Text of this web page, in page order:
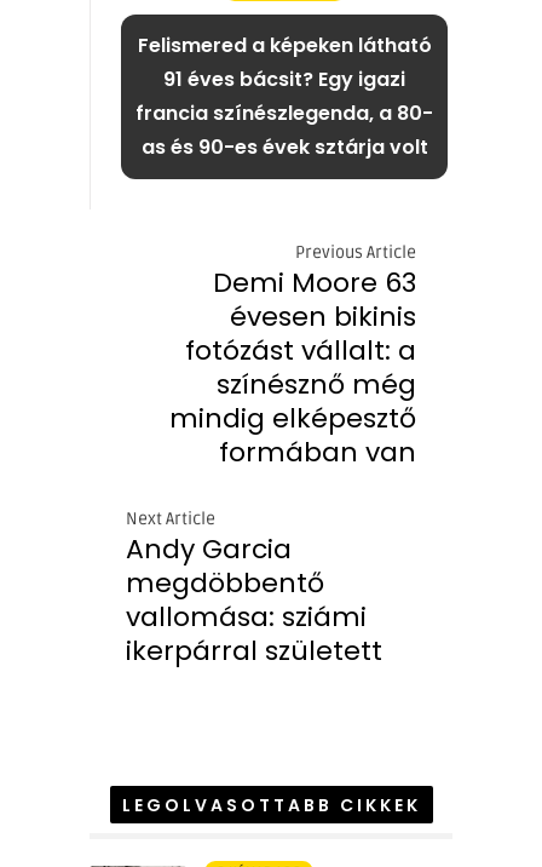
Felismered a képeken látható
91 éves bácsit? Egy igazi
francia színészlegenda, a 80-
as és 90-es évek sztárja volt
Previous Article
Demi Moore 63
évesen bikinis
fotózást vállalt: a
színésznő még
mindig elképesztő
formában van
Next Article
Andy Garcia
megdöbbentő
vallomása: sziámi
ikerpárral született
LEGOLVASOTTABB CIKKEK